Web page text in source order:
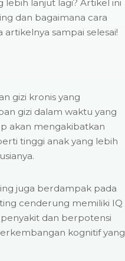
lanjut lagi? Artikel ini
dan bagaimana cara
sampai selesai!
gizi kronis yang
gizi dalam waktu yang
akan mengakibatkan
tinggi anak yang lebih
juga berdampak pada
cenderung memiliki IQ
dan berpotensi
kognitif yang